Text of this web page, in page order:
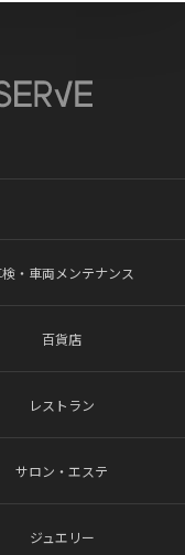
検・車両メンテナンス
百貨店
レストラン
サロン・エステ
ジュエリー